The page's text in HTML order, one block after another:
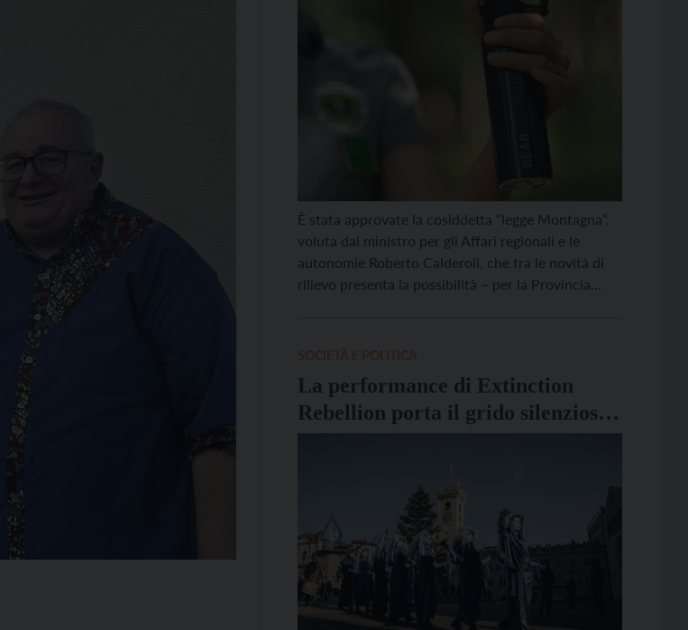
È stata approvate la cosiddetta “legge Montagna“,
voluta dal ministro per gli Affari regionali e le
autonomie Roberto Calderoli, che tra le novità di
rilievo presenta la possibilità – per la Provincia
La performance di Extinction
Rebellion porta il grido silenzioso
dei ghiacciai nel centro di Trento